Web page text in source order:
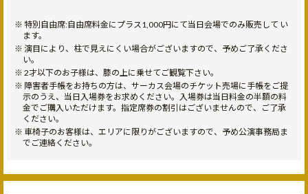
特別自由席:自由席料金にプラス1,000円にて当日会場でのみ販売して い
ます。
演目により、柱で見えにくい場合がございますので、予めご了承くださ
い。
2才以下のお子様は、膝の上に乗せてご観覧下さい。
障害者手帳をお持ちの方は、サーカス会場のチケット売場に手帳をご提
示のうえ、当日入場券をお求めください。入場券は当日料金の半額の料
金でご購入いただけます。指定席券の割引はございませんので、ご了承
ください。
車椅子のお客様は、エリアに限りがございますので、予め公演事務局ま
でご連絡ください。